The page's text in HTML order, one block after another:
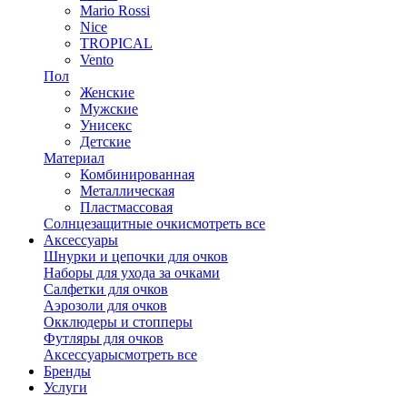
Mario Rossi
Nice
TROPICAL
Vento
Пол
Женские
Мужские
Унисекс
Детские
Материал
Комбинированная
Металлическая
Пластмассовая
Солнцезащитные очкисмотреть все
Аксессуары
Шнурки и цепочки для очков
Наборы для ухода за очками
Салфетки для очков
Аэрозоли для очков
Окклюдеры и стопперы
Футляры для очков
Аксессуарысмотреть все
Бренды
Услуги